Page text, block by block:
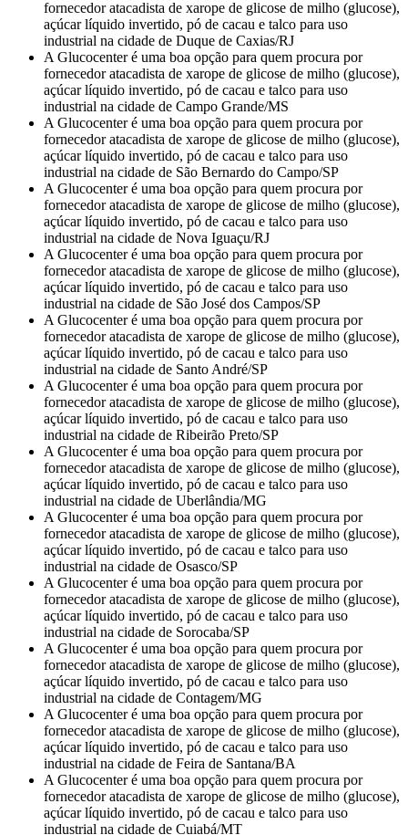
fornecedor atacadista de xarope de glicose de milho (glucose),
açúcar líquido invertido, pó de cacau e talco para uso
industrial na cidade de Duque de Caxias/RJ
A Glucocenter é uma boa opção para quem procura por
fornecedor atacadista de xarope de glicose de milho (glucose),
açúcar líquido invertido, pó de cacau e talco para uso
industrial na cidade de Campo Grande/MS
A Glucocenter é uma boa opção para quem procura por
fornecedor atacadista de xarope de glicose de milho (glucose),
açúcar líquido invertido, pó de cacau e talco para uso
industrial na cidade de São Bernardo do Campo/SP
A Glucocenter é uma boa opção para quem procura por
fornecedor atacadista de xarope de glicose de milho (glucose),
açúcar líquido invertido, pó de cacau e talco para uso
industrial na cidade de Nova Iguaçu/RJ
A Glucocenter é uma boa opção para quem procura por
fornecedor atacadista de xarope de glicose de milho (glucose),
açúcar líquido invertido, pó de cacau e talco para uso
industrial na cidade de São José dos Campos/SP
A Glucocenter é uma boa opção para quem procura por
fornecedor atacadista de xarope de glicose de milho (glucose),
açúcar líquido invertido, pó de cacau e talco para uso
industrial na cidade de Santo André/SP
A Glucocenter é uma boa opção para quem procura por
fornecedor atacadista de xarope de glicose de milho (glucose),
açúcar líquido invertido, pó de cacau e talco para uso
industrial na cidade de Ribeirão Preto/SP
A Glucocenter é uma boa opção para quem procura por
fornecedor atacadista de xarope de glicose de milho (glucose),
açúcar líquido invertido, pó de cacau e talco para uso
industrial na cidade de Uberlândia/MG
A Glucocenter é uma boa opção para quem procura por
fornecedor atacadista de xarope de glicose de milho (glucose),
açúcar líquido invertido, pó de cacau e talco para uso
industrial na cidade de Osasco/SP
A Glucocenter é uma boa opção para quem procura por
fornecedor atacadista de xarope de glicose de milho (glucose),
açúcar líquido invertido, pó de cacau e talco para uso
industrial na cidade de Sorocaba/SP
A Glucocenter é uma boa opção para quem procura por
fornecedor atacadista de xarope de glicose de milho (glucose),
açúcar líquido invertido, pó de cacau e talco para uso
industrial na cidade de Contagem/MG
A Glucocenter é uma boa opção para quem procura por
fornecedor atacadista de xarope de glicose de milho (glucose),
açúcar líquido invertido, pó de cacau e talco para uso
industrial na cidade de Feira de Santana/BA
A Glucocenter é uma boa opção para quem procura por
fornecedor atacadista de xarope de glicose de milho (glucose),
açúcar líquido invertido, pó de cacau e talco para uso
industrial na cidade de Cuiabá/MT